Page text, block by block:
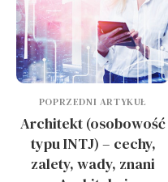
POPRZEDNI ARTYKUŁ
Architekt (osobowość
typu INTJ) – cechy,
zalety, wady, znani